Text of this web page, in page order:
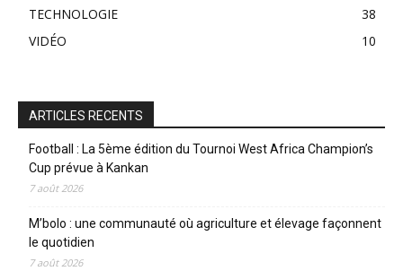
TECHNOLOGIE
38
VIDÉO
10
ARTICLES RECENTS
Football : La 5ème édition du Tournoi West Africa Champion’s
Cup prévue à Kankan
7 août 2026
M’bolo : une communauté où agriculture et élevage façonnent
le quotidien
7 août 2026